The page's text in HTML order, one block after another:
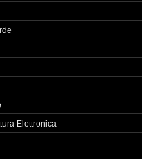
Elettronica